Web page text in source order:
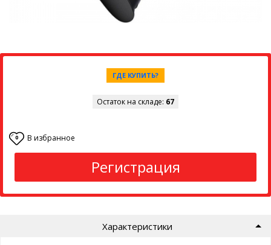
ГДЕ КУПИТЬ?
Остаток на складе: 67
0 В избранное
Регистрация
Характеристики